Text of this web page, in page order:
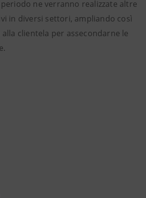
ne verranno realizzate altre
in diversi settori, ampliando così
clientela per assecondarne le